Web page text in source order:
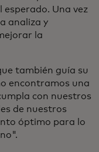
esperado. Una vez
analiza y
la
también guía su
encontramos una
con nuestros
de nuestros
óptimo para lo